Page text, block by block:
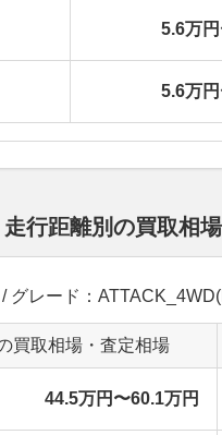
5.6万
5.6万
行距離別の買取相
グレード：
買取相場・査定相場
44.5万円〜60.1万円